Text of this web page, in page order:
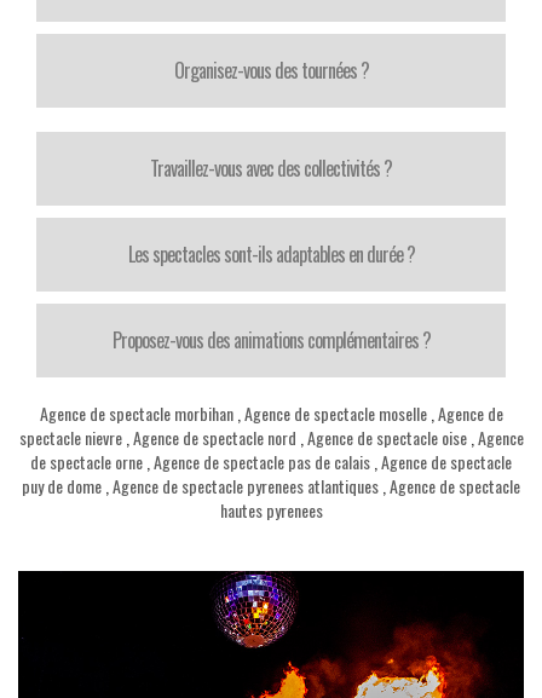
Organisez-vous des tournées ?
Travaillez-vous avec des collectivités ?
Les spectacles sont-ils adaptables en durée ?
Proposez-vous des animations complémentaires ?
Agence de spectacle morbihan, Agence de spectacle moselle, Agence de
spectacle nievre, Agence de spectacle nord Agence de spectacle oise, Agence
de spectacle orne Agence de spectacle pas de calais Agence de spectacle
puy de dome Agence de spectacle pyrenees atlantiques Agence de spectacle
hautes pyrenees